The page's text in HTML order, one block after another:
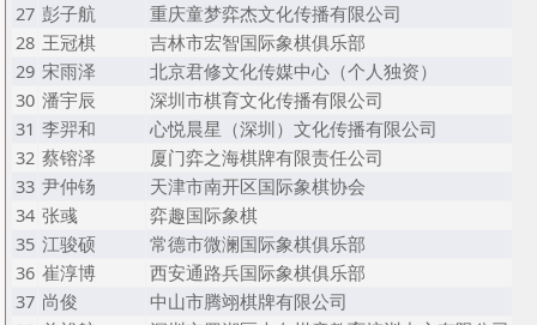
27 彭子航
重庆童梦弈杰文化传播有限公司
28 王冠棋
吉林市宏智国际象棋俱乐部
29 宋雨泽
北京君修文化传媒中心（个人独资）
30 潘宇辰
深圳市棋育文化传播有限公司
31 李羿和
心悦晨星（深圳）文化传播有限公司
32 蔡镕泽
厦门弈之海棋牌有限责任公司
33 尹仲钖
天津市南开区国际象棋协会
34 张彧
弈趣国际象棋
35 江骏硕
常德市微澜国际象棋俱乐部
36 崔淳博
西安通路兵国际象棋俱乐部
37 尚俊
中山市腾翊棋牌有限公司